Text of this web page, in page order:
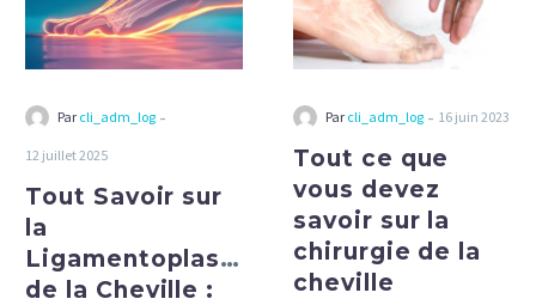
de
la
Cheville
et
Par cli_adm_log -
12 juillet 2025
Tout Savoir sur
la
Ligamentoplastie
de la Cheville :
savoir
sur
la
cheville
Par cli_adm_log - 16 juin 2023
Tout ce que
vous devez
savoir sur la
chirurgie de la
cheville